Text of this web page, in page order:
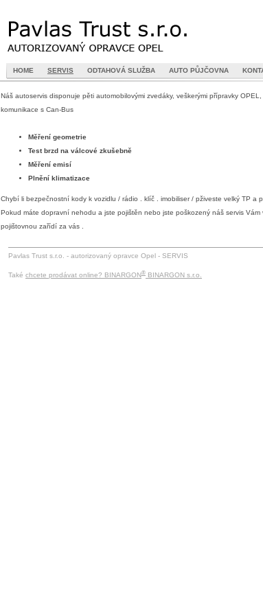
HOME SERVIS ODTAHOVÁ SLUŽBA AUTO PŮJČOVNA
Náš autoservis disponuje pěti automobilovými zvedáky, veškerými přípravky
komunikace s Can-Bus
Měření geometrie
Test brzd na válcové zkušebně
Měření emisí
Plnění klimatizace
Chybí li bezpečnostní kody k vozidlu / rádio . klíč . imobiliser / pživeste velký TP a
Pokud máte dopravní nehodu a jste pojištěn nebo jste poškozený náš servis
pojištovnou zařídí za vás .
Pavlas Trust s.r.o. - autorizovaný opravce Opel - SERVIS
Také chcete prodávat online? BINARGON® BINARGON s.r.o.